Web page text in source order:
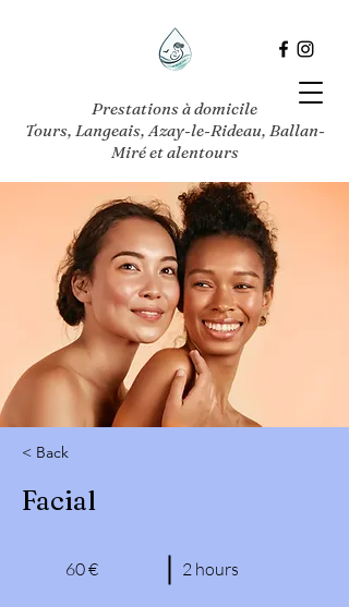
Prestations à domicile
Tours, Langeais, Azay-le-Rideau, Ballan-
Miré et alentours
< Back
Facial
60 € 2 hours